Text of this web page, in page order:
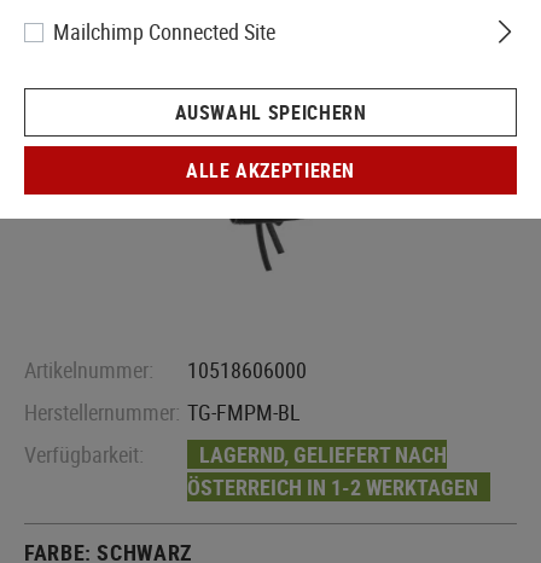
Artikelnummer:
10518606000
Herstellernummer: TG-FMPM-BL
Verfügbarkeit:
LAGERND, GELIEFERT NACH
ÖSTERREICH IN 1-2 WERKTAGEN
FARBE:SCHWARZ
Mailchimp Connected Site
AUSWAHL SPEICHERN
ALLE AKZEPTIEREN